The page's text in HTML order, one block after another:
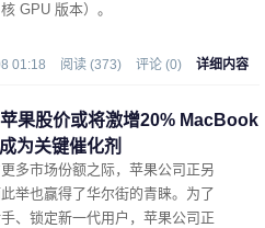
GPU 版本）。
01:18 阅读 (373) 评论 (0) 详细内容
果股价或将激增20% MacBook
为关键催化剂
多市场份额之际，苹果公司正另
举也赢得了华尔街的青睐。为了
、锁定新一代用户，苹果公司正